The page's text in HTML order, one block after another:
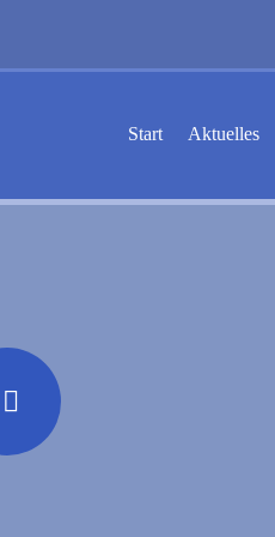
Start Aktuelles